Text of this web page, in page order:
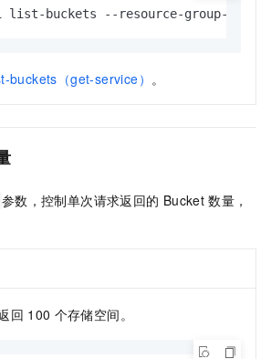
buckets --resource-group-id rg-
buckets（get-service） 。
参数，控制单次请求返回的 Bucket 数量，
回 100 个存储空间。